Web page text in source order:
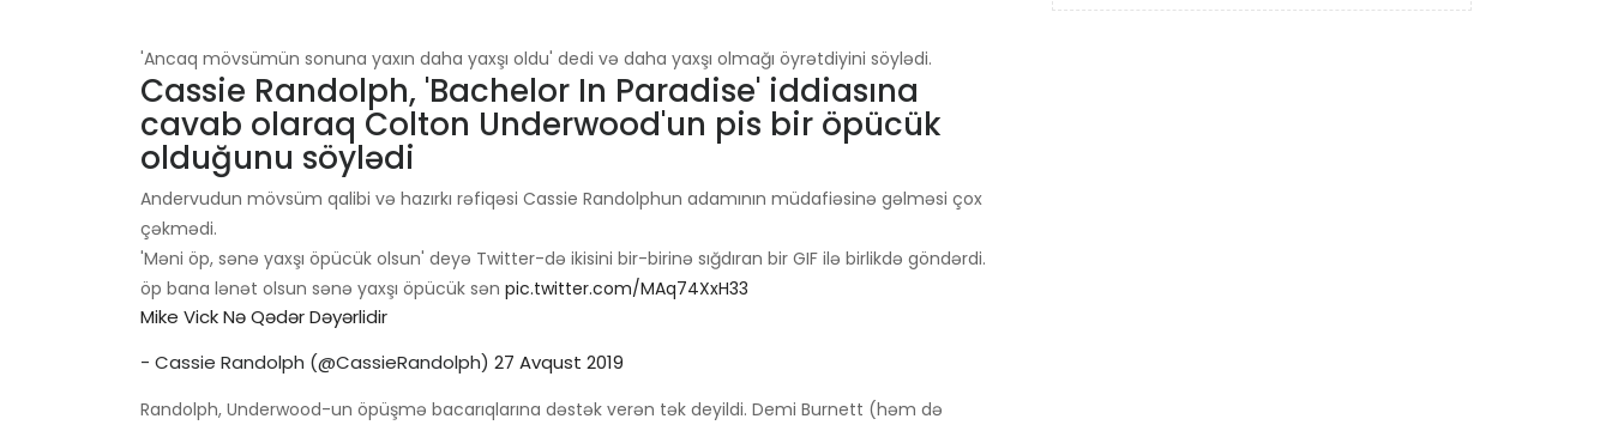
'Ancaq mövsümün sonuna yaxın daha yaxşı oldu' dedi və daha yaxşı olmağı öyrətdiyini söylədi.
Cassie Randolph, 'Bachelor In Paradise' iddiasına
cavab olaraq Colton Underwood'un pis bir öpücük
olduğunu söylədi
Andervudun mövsüm qalibi və hazırkı rəfiqəsi Cassie Randolphun adamının müdafiəsinə gəlməsi çox
çəkmədi.
'Məni öp, sənə yaxşı öpücük olsun' deyə Twitter-də ikisini bir-birinə sığdıran bir GIF ilə birlikdə göndərdi.
öp bana lənət olsun sənə yaxşı öpücük sən pic.twitter.com/MAq74XxH33
Mike Vick Nə Qədər Dəyərlidir
- Cassie Randolph (@CassieRandolph) 27 Avqust 2019
Randolph, Underwood-un öpüşmə bacarıqlarına dəstək verən tək deyildi. Demi Burnett (həm də